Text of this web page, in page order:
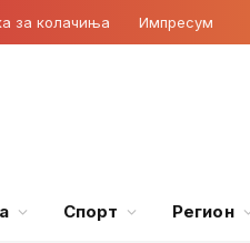
за колачиња Импресум
Спорт Регион